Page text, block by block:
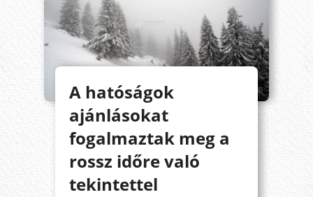
A hatóságok
ajánlásokat
fogalmaztak meg a
rossz időre való
tekintettel